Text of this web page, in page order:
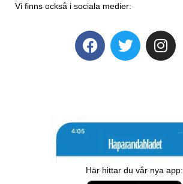
Vi finns också i sociala medier:
Här hittar du vår nya app: